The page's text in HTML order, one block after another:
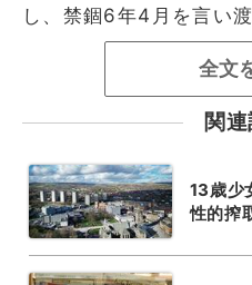
し、禁錮6年4月を言い
全文
関
13歳少
性的搾